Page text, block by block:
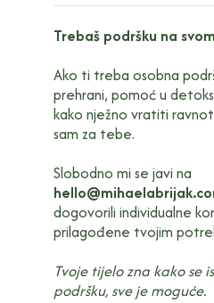
Trebaš podršku na
Ako ti treba osobna
prehrani, pomoć u
kako nježno vratiti
sam za tebe.
Slobodno mi se javi na
dogovorili individualne
prilagođene tvojim
Tvoje tijelo zna kako se
podršku, sve je moguće.